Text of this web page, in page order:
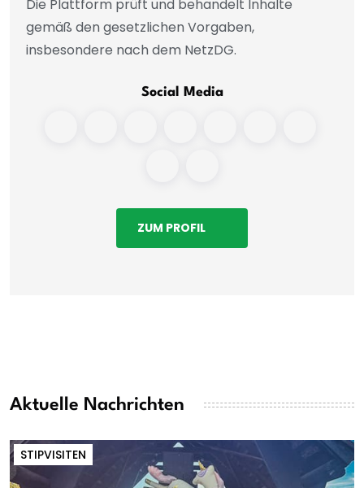
Die Plattform prüft und behandelt Inhalte
gemäß den gesetzlichen Vorgaben,
insbesondere nach dem NetzDG.
Social Media
ZUM PROFIL
Aktuelle Nachrichten
STIPVISITEN